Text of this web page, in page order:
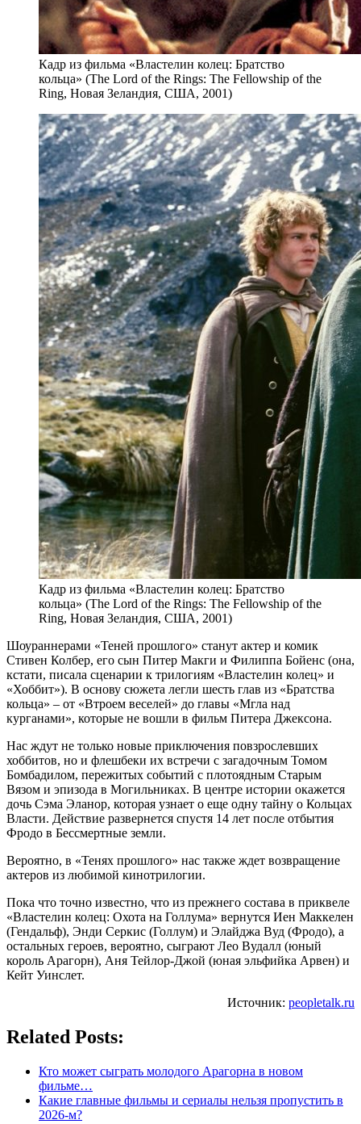
Кадр из фильма «Властелин колец: Братство
кольца» (The Lord of the Rings: The Fellowship of the
Ring, Новая Зеландия, США, 2001)
Кадр из фильма «Властелин колец: Братство
кольца» (The Lord of the Rings: The Fellowship of the
Ring, Новая Зеландия, США, 2001)
Шоураннерами «Теней прошлого» станут актер и комик
Стивен Колбер, его сын Питер Макги и Филиппа Бойенс (она,
кстати, писала сценарии к трилогиям «Властелин колец» и
«Хоббит»). В основу сюжета легли шесть глав из «Братства
кольца» – от «Втроем веселей» до главы «Мгла над
курганами», которые не вошли в фильм Питера Джексона.
Нас ждут не только новые приключения повзрослевших
хоббитов, но и флешбеки их встречи с загадочным Томом
Бомбадилом, пережитых событий с плотоядным Старым
Вязом и эпизода в Могильниках. В центре истории окажется
дочь Сэма Эланор, которая узнает о еще одну тайну о Кольцах
Власти. Действие развернется спустя 14 лет после отбытия
Фродо в Бессмертные земли.
Вероятно, в «Тенях прошлого» нас также ждет возвращение
актеров из любимой кинотрилогии.
Пока что точно известно, что из прежнего состава в приквеле
«Властелин колец: Охота на Голлума» вернутся Иен Маккелен
(Гендальф), Энди Серкис (Голлум) и Элайджа Вуд (Фродо), а
остальных героев, вероятно, сыграют Лео Вудалл (юный
король Арагорн), Аня Тейлор-Джой (юная эльфийка Арвен) и
Кейт Уинслет.
Источник: peopletalk.ru
Related Posts:
Кто может сыграть молодого Арагорна в новом
фильме…
Какие главные фильмы и сериалы нельзя пропустить в
2026-м?